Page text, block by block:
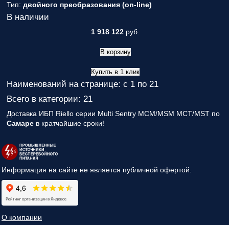
Тип: двойного преобразования (on-line)
В наличии
1 918 122 руб.
В корзину
Купить в 1 клик
Наименований на странице: с 1 по 21
Всего в категории: 21
Доставка ИБП Riello серии Multi Sentry MCM/MSM MCT/MST по
Самаре в кратчайшие сроки!
Информация на сайте не является публичной офертой.
О компании